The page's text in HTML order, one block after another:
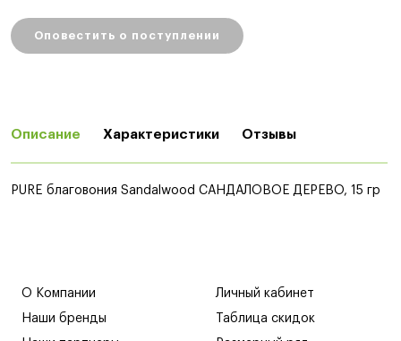
Оповестить о поступлении
Описание Характеристики Отзывы
PURE благовония Sandalwood САНДАЛОВОЕ ДЕРЕВО, 15 гр
О Компании
Наши бренды
Личный кабинет
Таблица скидок